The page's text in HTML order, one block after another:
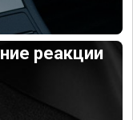
реакции